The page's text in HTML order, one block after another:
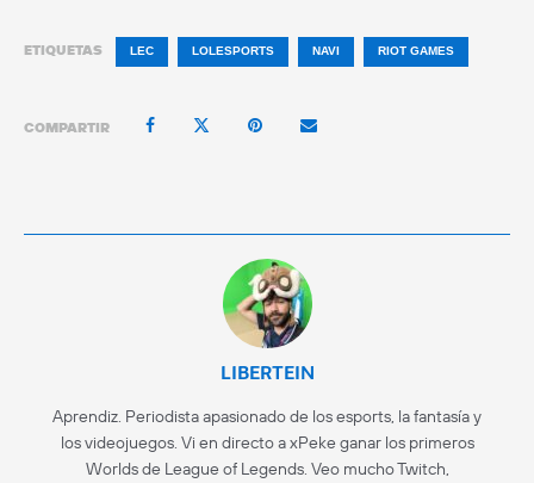
ETIQUETAS LEC LOLESPORTS NAVI RIOT GAMES
COMPARTIR
LIBERTEIN
Aprendiz. Periodista apasionado de los esports, la fantasía y
los videojuegos. Vi en directo a xPeke ganar los primeros
Worlds de League of Legends. Veo mucho Twitch,